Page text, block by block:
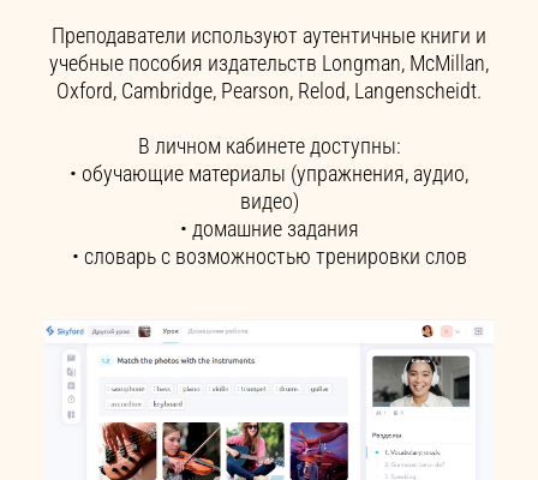
Преподаватели используют аутентичные книги и
учебные пособия издательств Longman, McMillan,
Oxford, Cambridge, Pearson, Relod, Langenscheidt.
В личном кабинете доступны:
• обучающие материалы (упражнения, аудио,
видео)
• домашние задания
• словарь с возможностью тренировки слов